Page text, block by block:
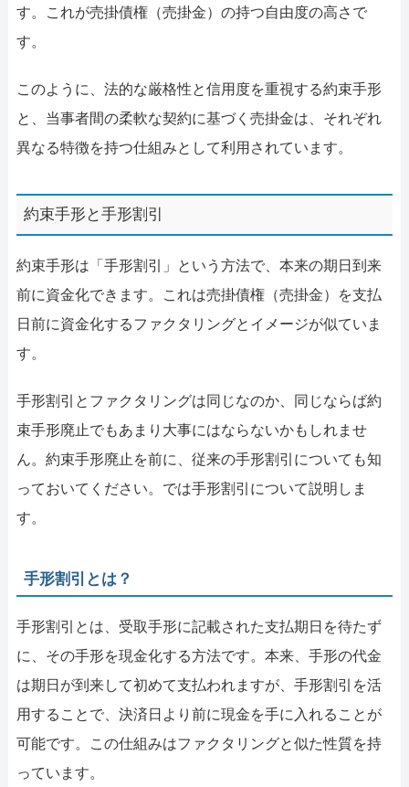
す。これが売掛債権（売掛金）の持つ自由度の高さで
す。
このように、法的な厳格性と信用度を重視する約束手形
と、当事者間の柔軟な契約に基づく売掛金は、それぞれ
異なる特徴を持つ仕組みとして利用されています。
約束手形と手形割引
約束手形は「手形割引」という方法で、本来の期日到来
前に資金化できます。これは売掛債権（売掛金）を支払
日前に資金化するファクタリングとイメージが似ていま
す。
手形割引とファクタリングは同じなのか、同じならば約
束手形廃止でもあまり大事にはならないかもしれませ
ん。約束手形廃止を前に、従来の手形割引についても知
っておいてください。では手形割引について説明しま
す。
手形割引とは？
手形割引とは、受取手形に記載された支払期日を待たず
に、その手形を現金化する方法です。本来、手形の代金
は期日が到来して初めて支払われますが、手形割引を活
用することで、決済日より前に現金を手に入れることが
可能です。この仕組みはファクタリングと似た性質を持
っています。